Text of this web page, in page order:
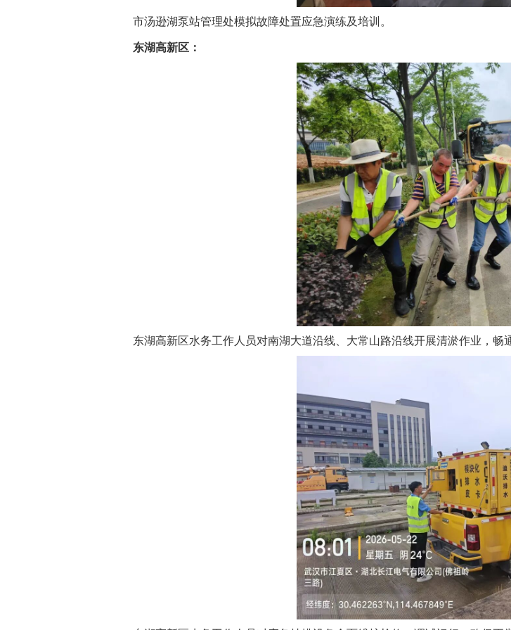
市汤逊湖泵站管理处模拟故障处置应急演练及培训。
东湖高新区：
东湖高新区水务工作人员对南湖大道沿线、大常山路沿线开展清淤作业，畅